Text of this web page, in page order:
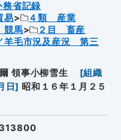
務省記録
易
４類 産業
競馬
２目 畜産
羊毛市況及産況 第三
領事小柳雪生 [組織
日] 昭和１６年１月２５